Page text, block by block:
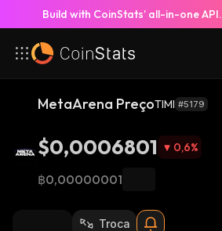
Build with CoinStats’ all-in-one API.
MetaArena PreçoTIMI #5179
$0,0006801 0,6%
฿0,00000001
Troca